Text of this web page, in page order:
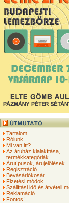
Tartalom
Rólunk
Mi van itt?
Az áruház kialakítása,
termékkategóriák
Árutípusok, árujelölések
Regisztráció
Bevásárlókosár
Fizetési módok
Szállítási idő és átvételi
Reklamáció
Fontos!